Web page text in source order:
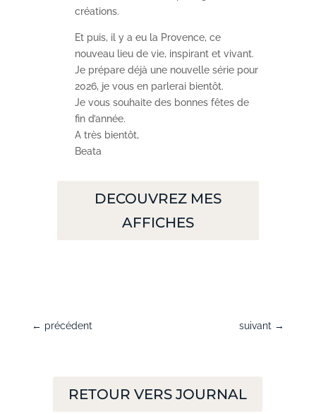
créations.
Et puis, il y a eu la Provence, ce
nouveau lieu de vie, inspirant et vivant.
Je prépare déjà une nouvelle série pour
2026, je vous en parlerai bientôt.
Je vous souhaite des bonnes fêtes de
fin d’année.
A très bientôt,
Beata
DECOUVREZ MES
AFFICHES
← précédent suivant →
RETOUR VERS JOURNAL